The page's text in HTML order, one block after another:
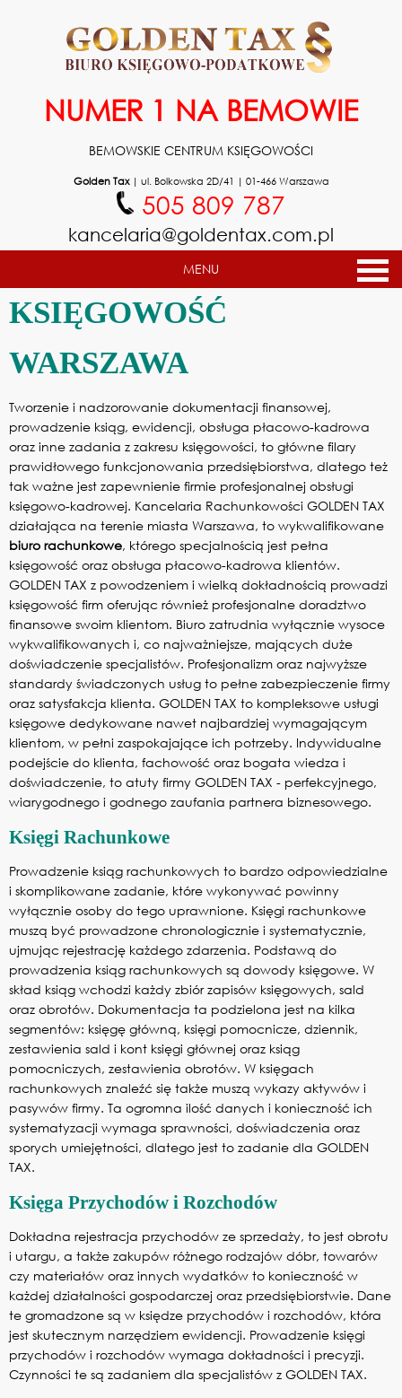
NUMER 1 NA BEMOWIE
BEMOWSKIE CENTRUM KSIĘGOWOŚCI
Golden Tax| ul. Bolkowska 2D/41 | 01-466 Warszawa
505 809 787
kancelaria@goldentax.com.pl
MENU
KSIĘGOWOŚĆ
WARSZAWA
Tworzenie i nadzorowanie dokumentacji finansowej,
prowadzenie ksiąg, ewidencji, obsługa płacowo-kadrowa
oraz inne zadania z zakresu księgowości, to główne filary
prawidłowego funkcjonowania przedsiębiorstwa, dlatego też
tak ważne jest zapewnienie firmie profesjonalnej obsługi
księgowo-kadrowej. Kancelaria Rachunkowości GOLDEN TAX
działająca na terenie miasta Warszawa, to wykwalifikowane
biuro rachunkowe, którego specjalnością jest pełna
księgowość oraz obsługa płacowo-kadrowa klientów.
GOLDEN TAX z powodzeniem i wielką dokładnością prowadzi
księgowość firm oferując również profesjonalne doradztwo
finansowe swoim klientom. Biuro zatrudnia wyłącznie wysoce
wykwalifikowanych i, co najważniejsze, mających duże
doświadczenie specjalistów. Profesjonalizm oraz najwyższe
standardy świadczonych usług to pełne zabezpieczenie firmy
oraz satysfakcja klienta. GOLDEN TAX to kompleksowe usługi
księgowe dedykowane nawet najbardziej wymagającym
klientom, w pełni zaspokajające ich potrzeby. Indywidualne
podejście do klienta, fachowość oraz bogata wiedza i
doświadczenie, to atuty firmy GOLDEN TAX - perfekcyjnego,
wiarygodnego i godnego zaufania partnera biznesowego.
Księgi Rachunkowe
Prowadzenie ksiąg rachunkowych to bardzo odpowiedzialne
i skomplikowane zadanie, które wykonywać powinny
wyłącznie osoby do tego uprawnione. Księgi rachunkowe
muszą być prowadzone chronologicznie i systematycznie,
ujmując rejestrację każdego zdarzenia. Podstawą do
prowadzenia ksiąg rachunkowych są dowody księgowe. W
skład ksiąg wchodzi każdy zbiór zapisów księgowych, sald
oraz obrotów. Dokumentacja ta podzielona jest na kilka
segmentów: księgę główną, księgi pomocnicze, dziennik,
zestawienia sald i kont księgi głównej oraz ksiąg
pomocniczych, zestawienia obrotów. W księgach
rachunkowych znaleźć się także muszą wykazy aktywów i
pasywów firmy. Ta ogromna ilość danych i konieczność ich
systematyzacji wymaga sprawności, doświadczenia oraz
sporych umiejętności, dlatego jest to zadanie dla GOLDEN
TAX.
Księga Przychodów i Rozchodów
Dokładna rejestracja przychodów ze sprzedaży, to jest obrotu
i utargu, a także zakupów różnego rodzajów dóbr, towarów
czy materiałów oraz innych wydatków to konieczność w
każdej działalności gospodarczej oraz przedsiębiorstwie. Dane
te gromadzone są w księdze przychodów i rozchodów, która
jest skutecznym narzędziem ewidencji. Prowadzenie księgi
przychodów i rozchodów wymaga dokładności i precyzji.
Czynności te są zadaniem dla specjalistów z GOLDEN TAX.